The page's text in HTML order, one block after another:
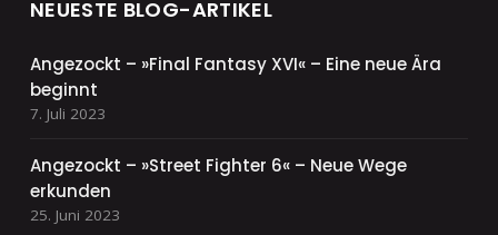
NEUESTE BLOG-ARTIKEL
Angezockt – »Final Fantasy XVI« – Eine neue Ära
beginnt
7. Juli 2023
Angezockt – »Street Fighter 6« – Neue Wege
erkunden
25. Juni 2023